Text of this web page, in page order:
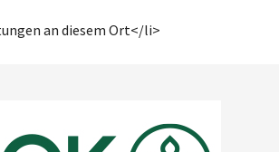
an diesem Ort</li>